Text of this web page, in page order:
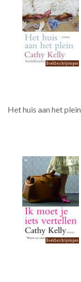
Het huis aan het plein